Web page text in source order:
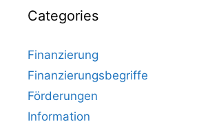
Categories
Finanzierung
Finanzierungsbegriffe
Förderungen
Information